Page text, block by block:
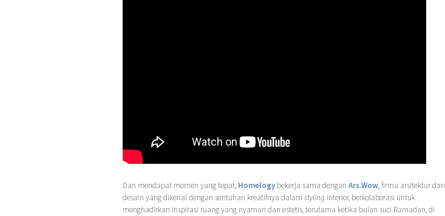
Dan mendapat momen yang tepat, Homelogy bekerja sama dengan Ars.Wow, firma arsitektur dan
desain yang dikenal dengan sentuhan kreatifnya dalam styling interior, berkolaborasi untuk
menghadirkan inspirasi ruang yang nyaman dan estetis, terutama ketika bulan suci Ramadan, di